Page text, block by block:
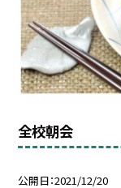
全校朝会
公開日 2021/12/20